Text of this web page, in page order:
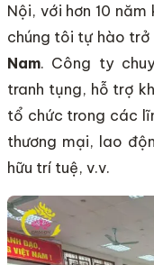
Nội, với hơn 10
chúng tôi tự hào trở
Nam. Công ty
tranh tụng, hỗ trợ
tổ chức trong các
thương mại, lao
hữu trí tuệ, v.v.